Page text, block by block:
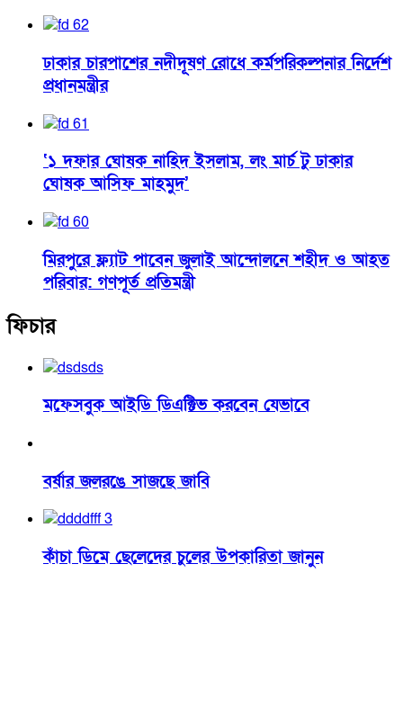
ঢাকার চারপাশের নদীদূষণ রোধে কর্মপরিকল্পনার নির্দেশ
প্রধানমন্ত্রীর
‘১ দফার ঘোষক নাহিদ ইসলাম, লং মার্চ টু ঢাকার
ঘোষক আসিফ মাহমুদ’
মিরপুরে ফ্ল্যাট পাবেন জুলাই আন্দোলনে শহীদ ও আহত
পরিবার: গণপূর্ত প্রতিমন্ত্রী
ফিচার
মফেসবুক আইডি ডিএক্টিভ করবেন যেভাবে
বর্ষার জলরঙে সাজছে জাবি
কাঁচা ডিমে ছেলেদের চুলের উপকারিতা জানুন